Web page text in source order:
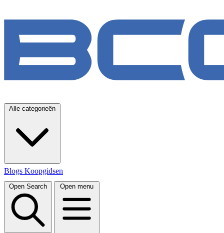
Alle categorieën
Blogs Koopgidsen
Open Search Open menu